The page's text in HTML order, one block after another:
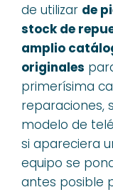
de utilizar de
stock de
amplio
originales
primerísima
reparaciones,
modelo de
si apareciera
equipo se
antes posible